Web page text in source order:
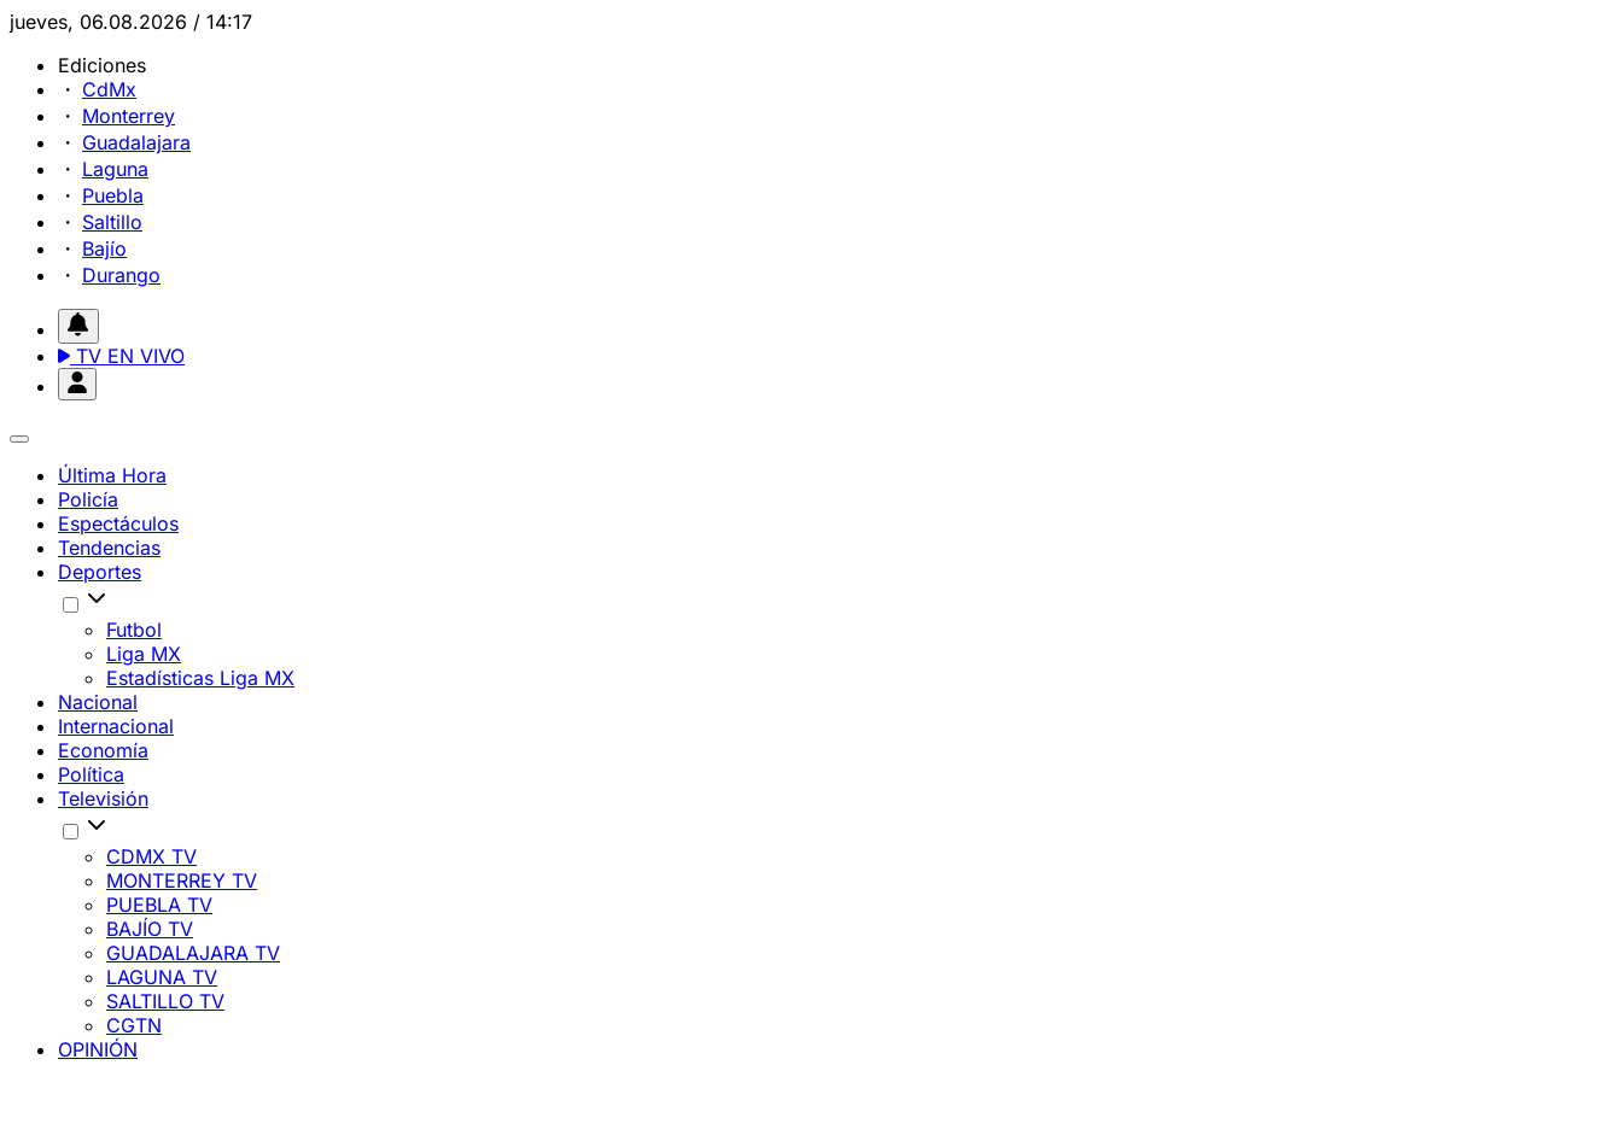
jueves, 06.08.2026 / 14:17
Ediciones
CdMx
Monterrey
Guadalajara
Laguna
Puebla
Saltillo
Bajío
Durango
TV EN VIVO
Última Hora
Policía
Espectáculos
Tendencias
Deportes
Futbol
Liga MX
Estadísticas Liga MX
Nacional
Internacional
Economía
Política
Televisión
CDMX TV
MONTERREY TV
PUEBLA TV
BAJÍO TV
GUADALAJARA TV
LAGUNA TV
SALTILLO TV
CGTN
OPINIÓN